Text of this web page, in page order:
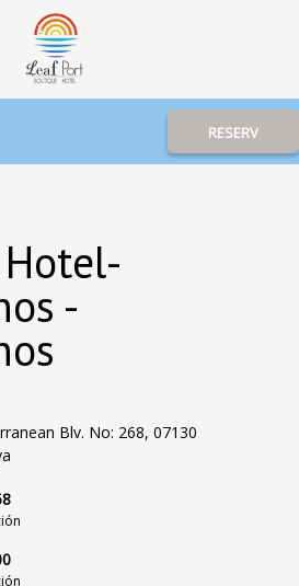
RESERV
-
Blv. No: 268, 07130